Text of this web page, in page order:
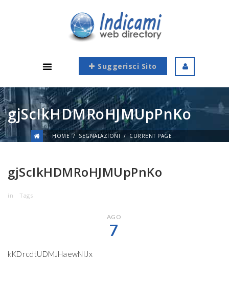
Suggerisci Sito
gjScIkHDMRoHJMUpPnKo
HOME SEGNALAZIONI CURRENT PAGE
gjScIkHDMRoHJMUpPnKo
in Tags
AGO
7
kKDrcdtUDMJHaewNIJx